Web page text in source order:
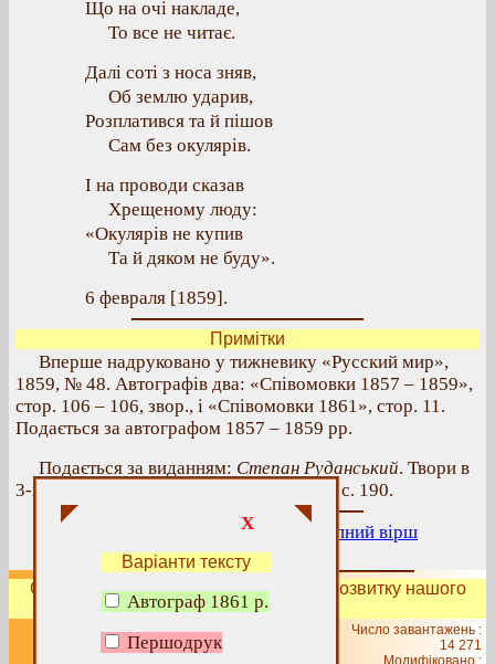
X
Варіанти тексту
Автограф 1861 р.
Першодрук
Що на очі накладе,
То все не читає.
Далі соті з носа зняв,
Об землю ударив,
Розплатився та й пішов
Сам без окулярів.
І на проводи сказав
Хрещеному люду:
«Окулярів не купив
Та й дяком не буду».
6 февраля [1859].
Примітки
Вперше надруковано у тижневику «Русский мир»,
1859, № 48. Автографів два: «Співомовки 1857 – 1859»,
стор. 106 – 106, звор., і «Співомовки 1861», стор. 11.
Подається за автографом 1857 – 1859 рр.
Подається за виданням: Степан Руданський. Твори в
3-х тт. – К.: Наукова думка, 1972 р., т. 1, с. 190.
Вище Наступний вірш
Сподобалась сторінка?Допоможіть
розвитку нашого
сайту!
© 1999 – 2026 Група «Мисленого
Число завантажень :
14 271
Модифіковано :